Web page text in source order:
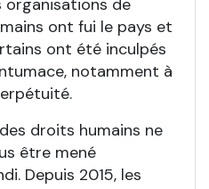
organisations de
ont fui le pays et
ont été inculpés
notamment à
droits humains ne
être mené
Depuis 2015, les